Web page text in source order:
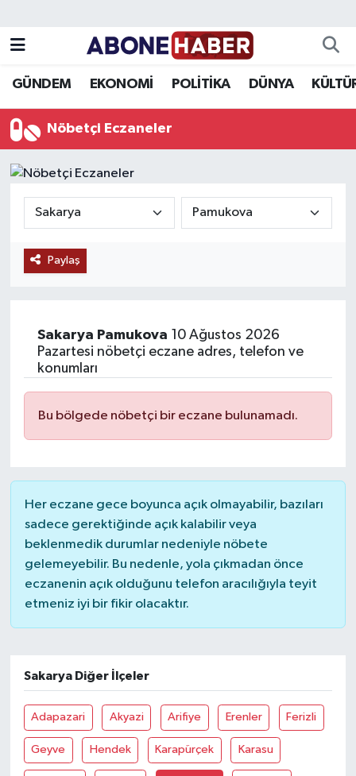
GÜNDEM EKONOMİ POLİTİKA DÜNYA
Nöbetçi Eczaneler
Paylaş
Sakarya Pamukova 10 Ağustos 2026
Pazartesi nöbetçi eczane adres, telefon ve
konumları
Bu bölgede nöbetçi bir eczane bulunamadı.
Her eczane gece boyunca açık olmayabilir, bazıları
sadece gerektiğinde açık kalabilir veya
beklenmedik durumlar nedeniyle nöbete
gelemeyebilir. Bu nedenle, yola çıkmadan önce
eczanenin açık olduğunu telefon aracılığıyla teyit
etmeniz iyi bir fikir olacaktır.
Sakarya Diğer İlçeler
Adapazari Akyazi Arifiye Erenler Ferizli
Geyve Hendek Karapürçek Karasu
Asayiş
Bilim ve Teknoloji
Çevre
Eğitim
Genel
Haberde İnsan
Kültür Sanat
Magazin
Politika
Son Dakika
Yaşam
Süper Lig Puan Durumu ve Fikstür
Tüm Manşetler
Son Dakika Haberleri